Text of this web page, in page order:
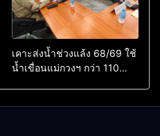
เคาะส่งน้ำช่วงแล้ง 68/69 ใช้
น้ำเขื่อนแม่กวงฯ กว่า 110